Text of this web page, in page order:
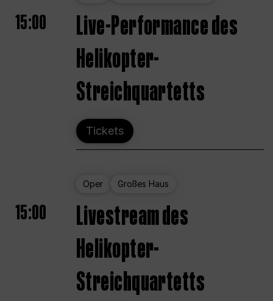
15:00
Live-Performance des
Helikopter-
Streichquartetts
Tickets
Oper Großes Haus
15:00
Livestream des
Helikopter-
Streichquartetts